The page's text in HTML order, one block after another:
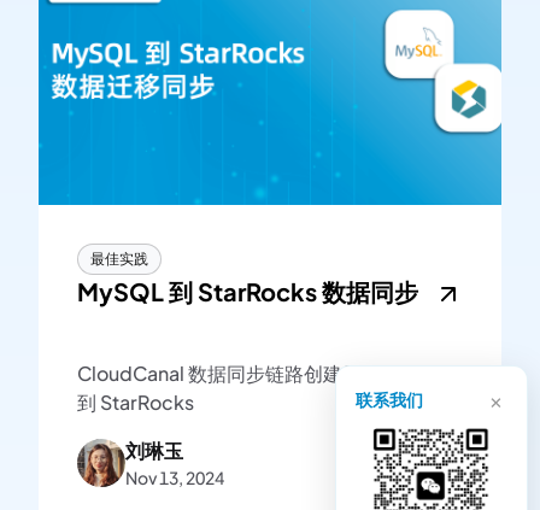
最佳实践
MySQL 到 StarRocks 数据同步
CloudCanal 数据同步链路创建示例-MySQL
到 StarRocks
刘琳玉
Nov 13, 2024
联系我们 ×